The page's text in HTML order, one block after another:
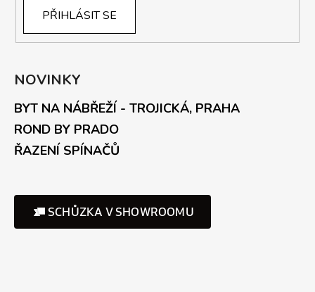
PŘIHLÁSIT SE
NOVINKY
BYT NA NÁBŘEŽÍ - TROJICKÁ, PRAHA
ROND BY PRADO
ŘAZENÍ SPÍNAČŮ
SCHŮZKA V SHOWROOMU